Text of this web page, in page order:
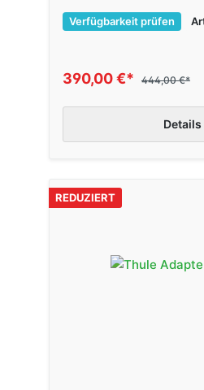
Verfügbarkeit prüfen
390,00 €* 444,00 €*
Details
REDUZIERT